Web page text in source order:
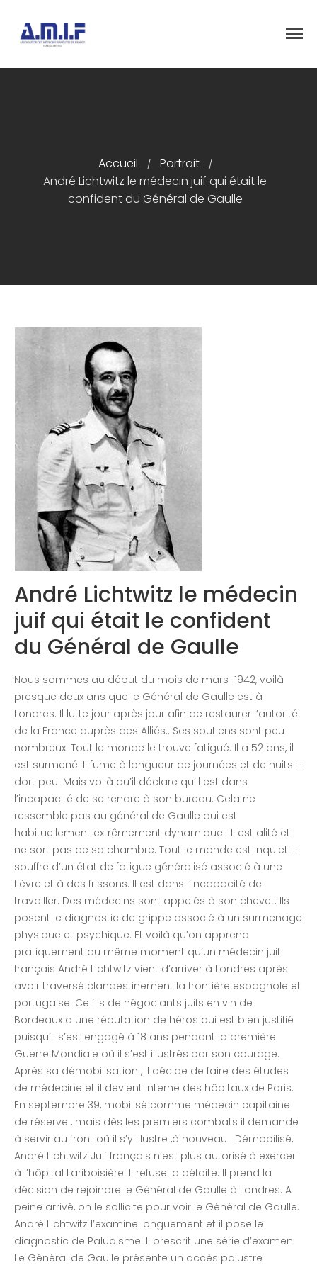
Présentation
Articles
Accueil / Portrait /
André Lichtwitz le médecin juif qui était le
confident du Général de Gaulle
André Lichtwitz le médecin
juif qui était le confident
du Général de Gaulle
Nous sommes au début du mois de mars 1942, voilà
presque deux ans que le Général de Gaulle est à
Londres. Il lutte jour après jour afin de restaurer l’autorité
de la France auprès des Alliés.. Ses soutiens sont peu
nombreux. Tout le monde le trouve fatigué. Il a 52 ans, il
est surmené. Il fume à longueur de journées et de nuits. Il
dort peu. Mais voilà qu’il déclare qu’il est dans
l’incapacité de se rendre à son bureau. Cela ne
ressemble pas au général de Gaulle qui est
habituellement extrêmement dynamique. Il est alité et
ne sort pas de sa chambre. Tout le monde est inquiet. Il
souffre d’un état de fatigue généralisé associé à une
fièvre et à des frissons. Il est dans l’incapacité de
travailler. Des médecins sont appelés à son chevet. Ils
posent le diagnostic de grippe associé à un surmenage
physique et psychique. Et voilà qu’on apprend
pratiquement au même moment qu’un médecin juif
français André Lichtwitz vient d’arriver à Londres après
avoir traversé clandestinement la frontière espagnole et
portugaise. Ce fils de négociants juifs en vin de
Bordeaux a une réputation de héros qui est bien justifié
puisqu’il s’est engagé à 18 ans pendant la première
Guerre Mondiale où il s’est illustrés par son courage.
Après sa démobilisation , il décide de faire des études
de médecine et il devient interne des hôpitaux de Paris.
En septembre 39, mobilisé comme médecin capitaine
de réserve , mais dès les premiers combats il demande
à servir au front où il s’y illustre ,à nouveau . Démobilisé,
André Lichtwitz Juif français n’est plus autorisé à exercer
à l’hôpital Lariboisière. Il refuse la défaite. Il prend la
décision de rejoindre le Général de Gaulle à Londres. A
peine arrivé, on le sollicite pour voir le Général de Gaulle.
André Lichtwitz l’examine longuement et il pose le
diagnostic de Paludisme. Il prescrit une série d’examen.
Le Général de Gaulle présente un accès palustre